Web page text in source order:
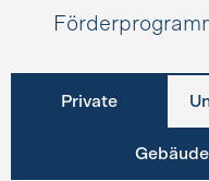
Private
Gebäude